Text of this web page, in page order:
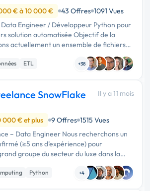
€ à 10 000 € 43 Offres 1091 Vues
Data Engineer / Développeur Python pour
solution automatisée Objectif de la
actuellement un ensemble de fichiers
onglets, formules croisées et …
ETL +38
SnowFlake
Il y a 11 mois
000 € et plus 9 Offres 1515 Vues
– Data Engineer Nous recherchons un
(≥5 ans d’expérience) pour
groupe du secteur du luxe dans la
de ses plateformes data.
Python +4